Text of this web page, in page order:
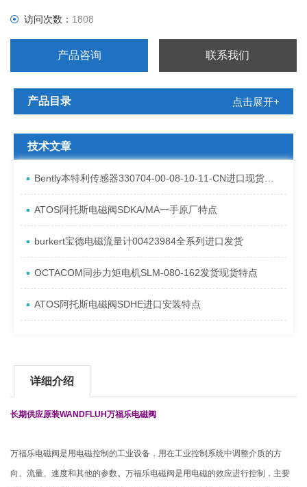
访问次数： 1808
产品咨询 联系我们
产品目录 点击展开+
技术文章
Bently本特利传感器330704-00-08-10-11-CN进口现货资料
ATOS阿托斯电磁阀SDKA/MA一手原厂特点
burkert宝德电磁流量计00423984全系列进口发货
OCTACOM同步力矩电机SLM-080-162发货现货特点
ATOS阿托斯电磁阀SDHE进口安装特点
详细介绍
长期供应原装WANDFLUH万福乐电磁阀
万福乐电磁阀是用电磁控制的工业设备，用在工业控制系统中调整介质的方
向、流量、速度和其他的参数。万福乐电磁阀是用电磁的效应进行控制，主要